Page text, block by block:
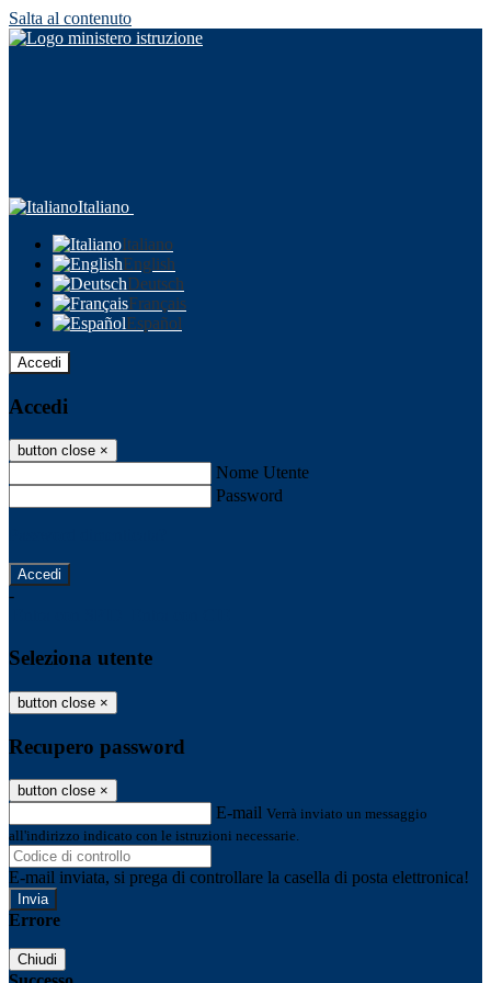
Salta al contenuto
Italiano
Italiano
English
Deutsch
Français
Español
Accedi
Accedi
button close ×
Nome Utente
Password
-
Seleziona utente
button close ×
Recupero password
button close ×
E-mail Verrà inviato un messaggio
all'indirizzo indicato con le istruzioni necessarie.
E-mail inviata, si prega di controllare la casella di posta elettronica!
Errore
Chiudi